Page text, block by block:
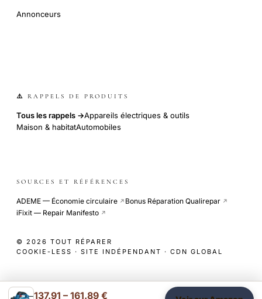
137.91 – 161.89 €
Annonceurs
⚠️ RAPPELS DE PRODUITS
Tous les rappels →Appareils électriques & outils
Maison & habitatAutomobiles
SOURCES ET RÉFÉRENCES
ADEME — Économie circulaire ↗ Bonus Réparation Qualirepar ↗
iFixit — Repair Manifesto ↗
© 2026 TOUT RÉPARER
COOKIE-LESS · SITE INDÉPENDANT · CDN GLOBAL